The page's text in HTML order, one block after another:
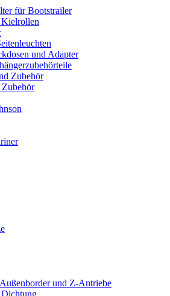
für Bootstrailer
Kielrollen
und Adapter
Zubehör
und Z-Antriebe